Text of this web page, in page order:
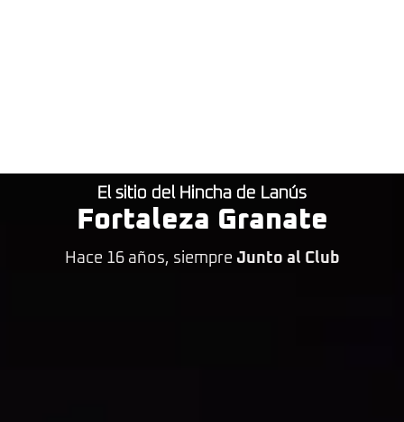
El sitio del Hincha de Lanús
Fortaleza Granate
Hace 16 años, siempre Junto al Club